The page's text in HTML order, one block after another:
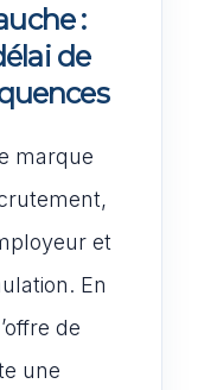
:
de
marque
et
En
de
une